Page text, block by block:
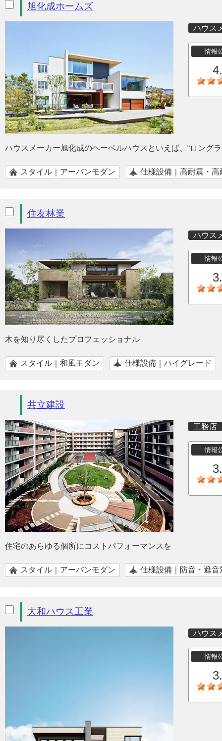
旭化成ホームズ
ハウス
情報
ハウスメーカー旭化成のヘーベルハウスといえば、“ロング
スタイル｜アーバンモダン 仕様設備｜高耐震・高
住友林業
ハウス
情報
木を知り尽くしたプロフェッショナル
スタイル｜和風モダン 仕様設備｜ハイグレード
共立建設
工務店
情報
住宅のあらゆる個所にコストパフォーマンスを
スタイル｜アーバンモダン 仕様設備｜防音・遮音
大和ハウス工業
ハウス
情報